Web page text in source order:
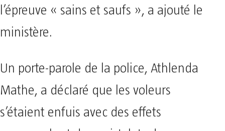
l’épreuve « sains et saufs », a ajouté le
ministère.
Un porte-parole de la police, Athlenda
Mathe, a déclaré que les voleurs
s’étaient enfuis avec des effets